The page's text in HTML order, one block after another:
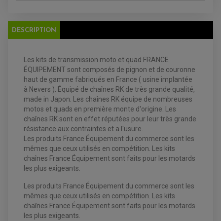
ENTRETIEN MOTO
BOUGIE NGK
FILTRE A AIR
FILTRE A HUILE
FILTRE ET ACCESSOIRE ESSENCE
OUTILLAGE
PRODUIT D'ENTRETIEN
PLAQUETTE DE FREIN ARRIERE
MAÎTRE CYLINDRE
DESCRIPTION
Les kits de transmission moto et quad FRANCE
ÉQUIPEMENT sont composés de pignon et de couronne
haut de gamme fabriqués en France ( usine implantée
à Nevers ). Équipé de chaînes RK de très grande qualité,
made in Japon. Les chaînes RK équipe de nombreuses
motos et quads en première monte d'origine. Les
chaînes RK sont en effet réputées pour leur très grande
résistance aux contraintes et a l'usure.
Les produits France Équipement du commerce sont les
mêmes que ceux utilisés en compétition. Les kits
chaînes France Équipement sont faits pour les motards
les plus exigeants.
Les produits France Équipement du commerce sont les
mêmes que ceux utilisés en compétition. Les kits
chaînes France Équipement sont faits pour les motards
les plus exigeants.